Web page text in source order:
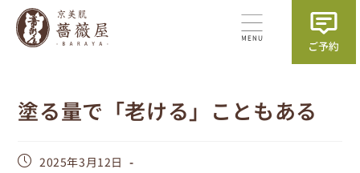
塗る量で「老ける」こともある
2025年3月12日